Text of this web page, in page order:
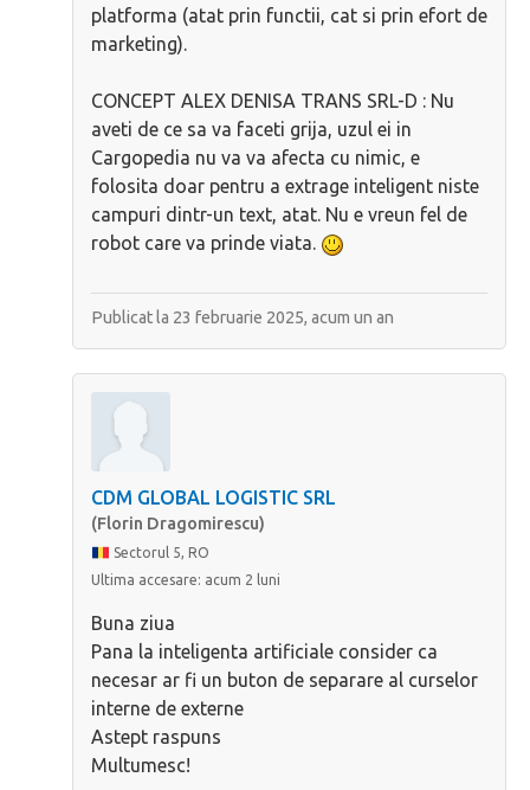
platforma (atat prin functii, cat si prin efort de
marketing).
CONCEPT ALEX DENISA TRANS SRL-D : Nu
aveti de ce sa va faceti grija, uzul ei in
Cargopedia nu va va afecta cu nimic, e
folosita doar pentru a extrage inteligent niste
campuri dintr-un text, atat. Nu e vreun fel de
robot care va prinde viata.
Publicat la 23 februarie 2025, acum un an
CDM GLOBAL LOGISTIC SRL
(Florin Dragomirescu)
Sectorul 5, RO
Ultima accesare: acum 2 luni
Buna ziua
Pana la inteligenta artificiale consider ca
necesar ar fi un buton de separare al curselor
interne de externe
Astept raspuns
Multumesc!